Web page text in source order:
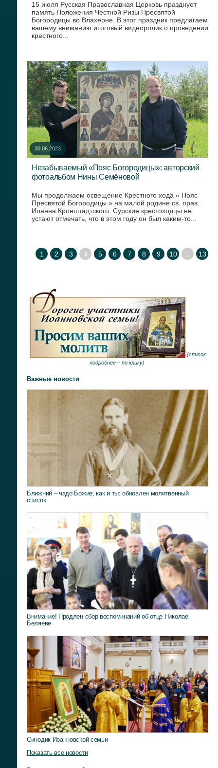
15 июля Русская Православная Церковь празднует
память Положения Честной Ризы Пресвятой
Богородицы во Влахерне. В этот праздник предлагаем
вашему вниманию итоговый видеоролик о проведении
крестного...
30.06.2023
Незабываемый «Пояс Богородицы»: авторский
фотоальбом Нины Семёновой
Мы продолжаем освещение Крестного хода « Пояс
Пресвятой Богородицы » на малой родине св. прав.
Иоанна Кронштадтского. Сурские крестоходцы не
устают отмечать, что в этом году он был каким-то...
1 2 3 4 5 6 7 8 9 10 13
(список
подробнее – по клику)
Важные новости
Ближний – чадо Божие, как и ты: обновлен молитвенный
список
Внимание! Продлен сбор воспоминаний об отце Николае
Беляеве
Синодик Иоанновской семьи
Показать все новости